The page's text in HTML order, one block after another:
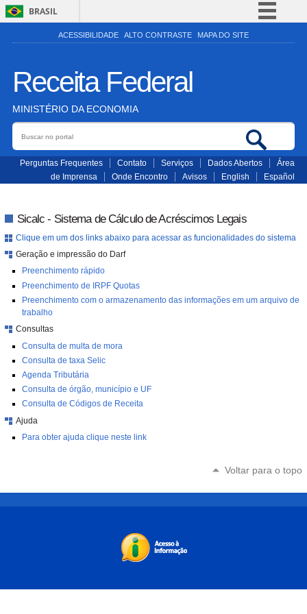
BRASIL
Simplifique!
Legislação
ACESSIBILIDADE ALTO CONTRASTE MAPA DO SITE
Receita Federal
MINISTÉRIO DA ECONOMIA
Buscar no portal
Perguntas Frequentes Contato Serviços Dados Abertos
Área
de Imprensa
Onde Encontro Avisos English Español
Sicalc - Sistema de Cálculo de Acréscimos Legais
Clique em um dos links abaixo para acessar as funcionalidades do sistema
Geração e impressão do Darf
Preenchimento rápido
Preenchimento de IRPF Quotas
Preenchimento com o armazenamento das informações em um arquivo de
trabalho
Consultas
Consulta de multa de mora
Consulta de taxa Selic
Agenda Tributária
Consulta de órgão, município e UF
Consulta de Códigos de Receita
Ajuda
Para obter ajuda clique neste link
Voltar para o topo